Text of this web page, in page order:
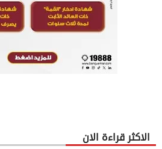
الاكثر قراءة الان